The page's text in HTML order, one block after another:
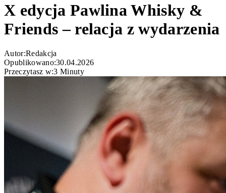
X edycja Pawlina Whisky &
Friends – relacja z wydarzenia
Autor:Redakcja
Opublikowano:30.04.2026
Przeczytasz w:3 Minuty